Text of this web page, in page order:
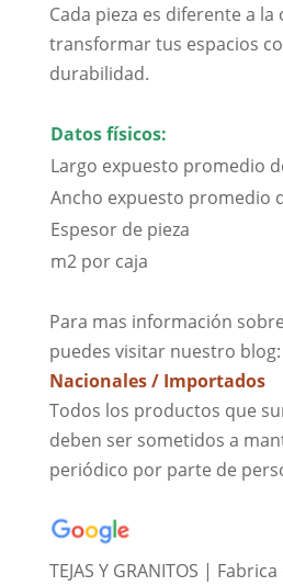
Cada pieza es diferente a
transformar tus espacios
durabilidad.
Datos físicos:
Largo expuesto promedio
Ancho expuesto promedio
Espesor de pieza
m2 por caja
Para mas información
puedes visitar nuestro blog:
Nacionales / Importados
Todos los productos que
deben ser sometidos a
periódico por parte de
TEJAS Y GRANITOS |